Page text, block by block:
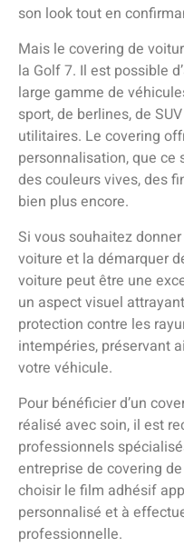
son look tout en
Mais le covering de
la Golf 7. Il est possible
large gamme de
sport, de berlines, de
utilitaires. Le covering
personnalisation, que
des couleurs vives, des
bien plus encore.
Si vous souhaitez
voiture et la démarquer
voiture peut être une
un aspect visuel
protection contre les
intempéries, préservant
votre véhicule.
Pour bénéficier d’un
réalisé avec soin, il est
professionnels
entreprise de covering
choisir le film adhésif
personnalisé et à
professionnelle.